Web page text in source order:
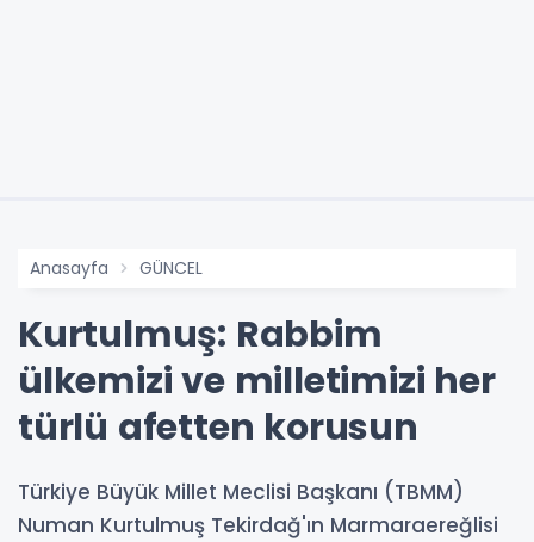
Anasayfa GÜNCEL
Kurtulmuş: Rabbim
ülkemizi ve milletimizi her
türlü afetten korusun
Türkiye Büyük Millet Meclisi Başkanı (TBMM)
Numan Kurtulmuş Tekirdağ'ın Marmaraereğlisi